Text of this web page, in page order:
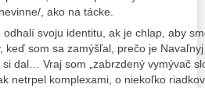
, ako na tácke.
svoju identitu, ak je chlap, aby
keď som sa zamýšľal, prečo je
dal… Vraj som „zabrzdený vymývač
netrpel komplexami, o niekoľko